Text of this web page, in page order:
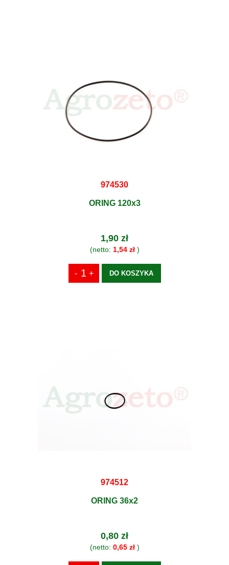
974530
ORING 120x3
1,90 zł
(netto: 1,54 zł)
DO KOSZYKA
974512
ORING 36x2
0,80 zł
(netto: 0,65 zł)